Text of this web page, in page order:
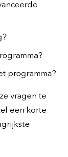
programma?
vragen te
een korte